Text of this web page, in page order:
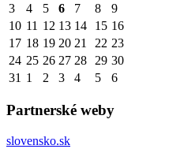
3
4 5 6 7 8
9
10 11 12 13 14 15 16
17 18 19 20 21 22 23
24 25 26 27 28 29 30
31 1 2 3 4 5 6
Partnerské weby
slovensko.sk